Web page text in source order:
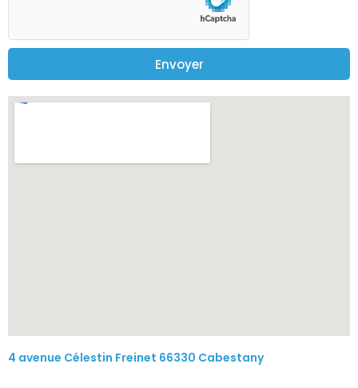
Envoyer
4 avenue Célestin Freinet 66330 Cabestany